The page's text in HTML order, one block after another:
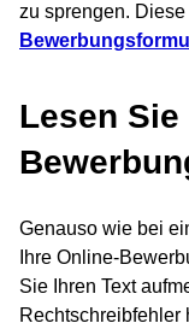
zu sprengen.
Lesen
Genauso wie bei
Ihre Online-
Sie Ihren Text
Rechtschreibfehler